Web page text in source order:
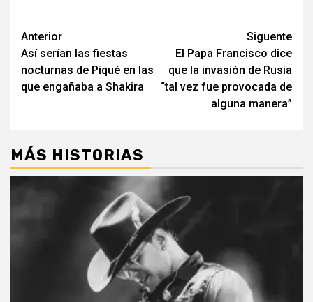
Post
navigation
Anterior
Así serían las fiestas
nocturnas de Piqué en las
que engañaba a Shakira
Siguente
El Papa Francisco dice
que la invasión de Rusia
“tal vez fue provocada de
alguna manera”
MÁS HISTORIAS